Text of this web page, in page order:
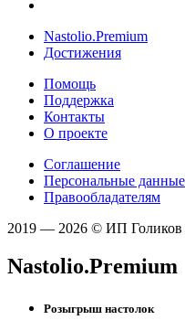
Nastolio.Premium
Достижения
Помощь
Поддержка
Контакты
О проекте
Соглашение
Персональные данные
Правообладателям
2019 — 2026 © ИП
Nastolio.Premium
Розыгрыш настолок